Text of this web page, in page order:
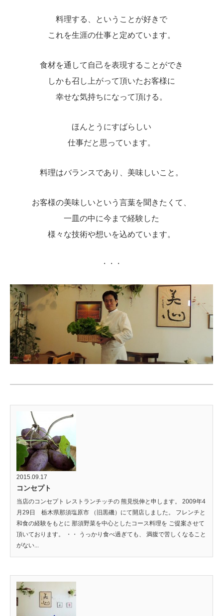
料理する、ということが好きで
これを生涯の仕事と定めています。
食材を通して自己を表現することができ
しかも召し上がって頂いたお客様に
幸せな気持ちになって頂ける。
ほんとうにすばらしい
仕事だと思っています。
料理はバランスであり、美味しいこと。
お客様の美味しいという言葉を聞きたくて、
一皿の中に今まで経験した
様々な技術や想いを込めています。
・・・
2015.09.17
コンセプト
当店のコンセプト レストランチッチの 熊見悦伸と申します。 2009年4
月29日 栃木県那須塩原市 （旧黒磯）にて開店しました。 フレンチと
和食の経験をもとに 那須野菜を中心としたコース料理を ご提案させて
頂いております。 ・・ うっかり食べ過ぎても、 満腹で苦しくなること
がない...